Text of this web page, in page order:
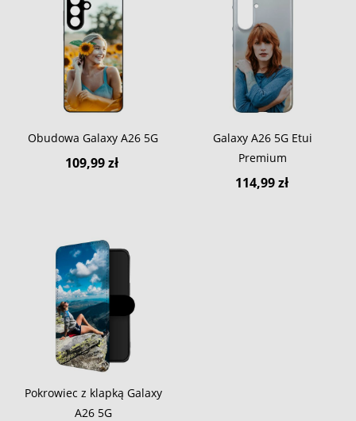
Obudowa Galaxy A26 5G
109,99 zł
Galaxy A26 5G Etui
Premium
114,99 zł
Pokrowiec z klapką Galaxy
A26 5G